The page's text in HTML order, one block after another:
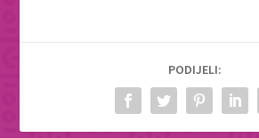
PODIJELI: